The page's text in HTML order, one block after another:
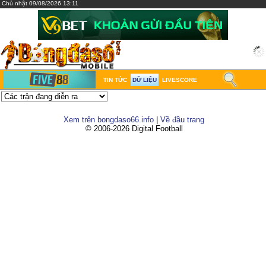
Chủ nhật 09/08/2026 13:11
TIN TỨC DỮ LIỆU LIVESCORE
Xem trên bongdaso66.info
Về đầu trang
© 2006-2026 Digital Football